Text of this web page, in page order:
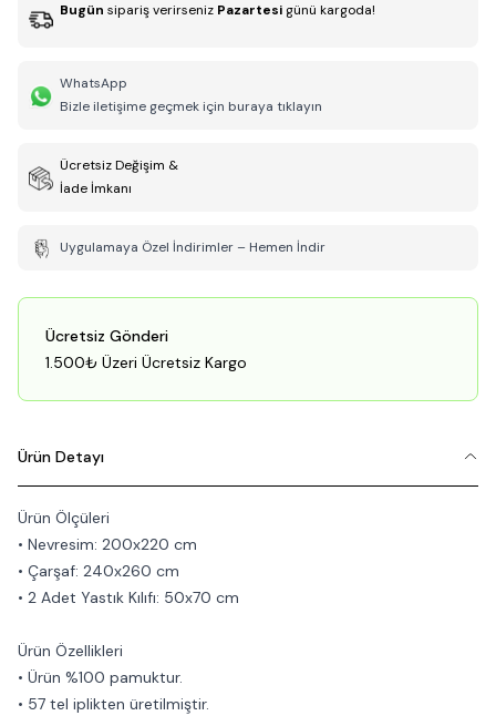
Bugün sipariş verirseniz Pazartesi günü kargoda!
WhatsApp
Bizle iletişime geçmek için buraya tıklayın
Ücretsiz Değişim &
İade İmkanı
Uygulamaya Özel İndirimler – Hemen İndir
Ücretsiz Gönderi
1.500₺ Üzeri Ücretsiz Kargo
Ürün Detayı
Ürün Ölçüleri
• Nevresim: 200x220 cm
• Çarşaf: 240x260 cm
• 2 Adet Yastık Kılıfı: 50x70 cm
Ürün Özellikleri
• Ürün %100 pamuktur.
• 57 tel iplikten üretilmiştir.